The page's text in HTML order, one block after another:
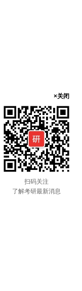
×关闭
扫码关注
了解考研最新消息